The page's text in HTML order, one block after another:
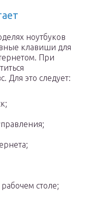
ноутбуков
клавиши для
При
Для это следует:
столе;